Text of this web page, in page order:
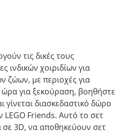
τις δικές τους
ινδικών χοιριδίων για
ζώων, με περιοχές για
ώρα για ξεκούραση, βοηθήστε
διασκεδαστικό δώρο
Friends. Αυτό το σετ
3D, να αποθηκεύουν σετ